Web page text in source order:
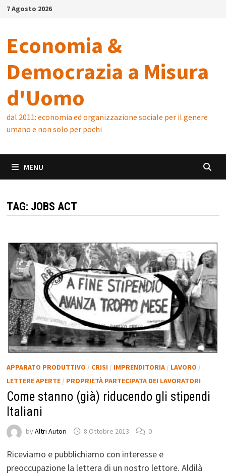
Skip7 Agosto 2026
Economia &
Democrazia a Misura
d'Uomo
dal 2011: economia ed organizzazione sociale per il genere
umano e non solo per pochi
MENU
TAG: JOBS ACT
APPARATO PRODUTTIVO / CRISI / IMPRENDITORIA/ LAVORO /
LETTERE APERTE/ PROPRIETÀ PARTECIPATA DEI LAVORATORI
Come stanno (già) riducendo gli stipendi
Italiani
by Altri Autori 8 Ottobre 2013 0
Riceviamo e pubblichiamo con interesse e
preoccupazione la lettera di un nostro lettore. Aldilà